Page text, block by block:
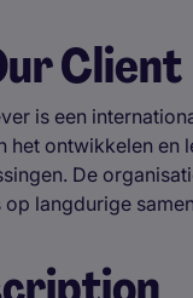
Client
is een
het ontwikkelen
De
langdurige